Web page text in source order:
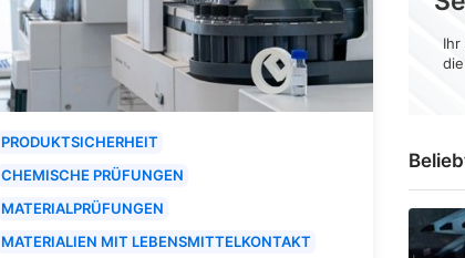
PRODUKTSICHERHEIT
CHEMISCHE PRÜFUNGEN
MATERIALPRÜFUNGEN
MATERIALIEN MIT LEBENSMITTELKONTAKT